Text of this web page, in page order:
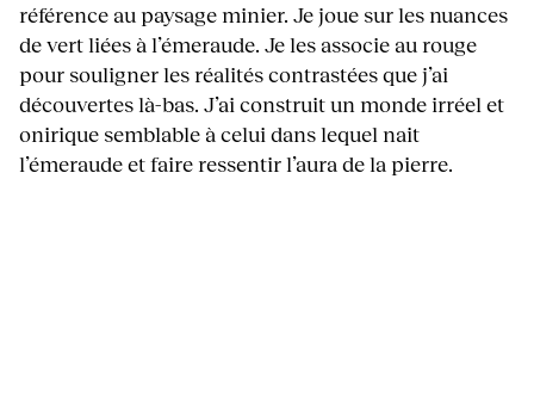
référence au paysage minier. Je joue sur les nuances
de vert liées à l’émeraude. Je les associe au rouge
pour souligner les réalités contrastées que j’ai
découvertes là-bas. J’ai construit un monde irréel et
onirique semblable à celui dans lequel nait
l’émeraude et faire ressentir l’aura de la pierre.